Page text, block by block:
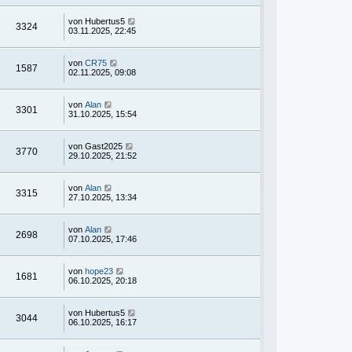
3324 von Hubertus5
03.11.2025, 22:45
1587 von CR75
02.11.2025, 09:08
3301 von Alan
31.10.2025, 15:54
3770 von Gast2025
29.10.2025, 21:52
3315 von Alan
27.10.2025, 13:34
2698 von Alan
07.10.2025, 17:46
1681 von hope23
06.10.2025, 20:18
3044 von Hubertus5
06.10.2025, 16:17